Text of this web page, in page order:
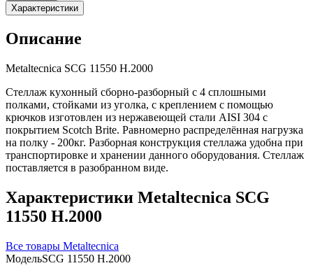
Характеристики
Описание
Metaltecnica SCG 11550 H.2000
Стеллаж кухонный сборно-разборный с 4 сплошными
полками, стойками из уголка, с креплением с помощью
крючков изготовлен из нержавеющей стали AISI 304 с
покрытием Scotch Brite. Равномерно распределённая нагрузка
на полку - 200кг. Разборная конструкция стеллажа удобна при
транспортировке и хранении данного оборудования. Стеллаж
поставляется в разобранном виде.
Характеристики Metaltecnica SCG
11550 H.2000
Все товары Metaltecnica
МодельSCG 11550 H.2000